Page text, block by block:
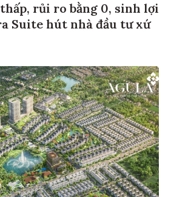
rủi ro bằng 0, sinh lợi
Suite hút nhà đầu tư xứ